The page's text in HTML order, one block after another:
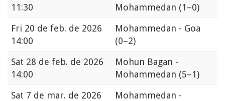
11:30
Mohammedan (1–0)
Fri 20 de feb. de 2026
14:00
Mohammedan - Goa
(0–2)
Sat 28 de feb. de 2026
14:00
Mohun Bagan -
Mohammedan (5–1)
Sat 7 de mar. de 2026
Mohammedan -